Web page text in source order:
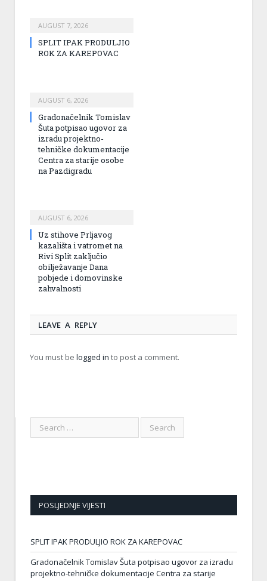
AUGUST 7, 2026
SPLIT IPAK PRODULJIO
ROK ZA KAREPOVAC
AUGUST 6, 2026
Gradonačelnik Tomislav
Šuta potpisao ugovor za
izradu projektno-
tehničke dokumentacije
Centra za starije osobe
na Pazdigradu
AUGUST 6, 2026
Uz stihove Prljavog
kazališta i vatromet na
Rivi Split zaključio
obilježavanje Dana
pobjede i domovinske
zahvalnosti
LEAVE A REPLY
You must be logged in to post a comment.
POSLJEDNJE VIJESTI
SPLIT IPAK PRODULJIO ROK ZA KAREPOVAC
Gradonačelnik Tomislav Šuta potpisao ugovor za izradu
projektno-tehničke dokumentacije Centra za starije